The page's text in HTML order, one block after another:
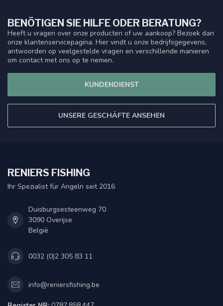
BENÖTIGEN SIE HILFE ODER BERATUNG?
Heeft u vragen over onze producten of uw aankoop? Bezoek dan
onze klantenservicepagina. Hier vindt u onze bedrijfsgegevens,
antwoorden op veelgestelde vragen en verschillende manieren
om contact met ons op te nemen.
KUNDENDIENST
UNSERE GESCHÄFTE ANSEHEN
RENIERS FISHING
Ihr Spezialist für Angeln seit 2016
Duisburgsesteenweg 70
3090 Overijse
België
0032 (0)2 305 83 11
info@reniersfishing.be